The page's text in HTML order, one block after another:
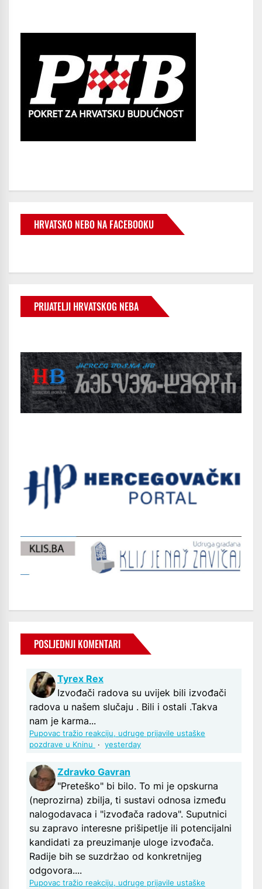
HRVATSKO NEBO NA FACEBOOKU
PRIJATELJI HRVATSKOG NEBA
POSLJEDNJI KOMENTARI
Tyrex Rex
Izvođači radova su uvijek bili izvođači
radova u našem slučaju . Bili i ostali .Takva
nam je karma...
Pupovac tražio reakciju, udruge prijavile ustaške
pozdrave u Kninu
· yesterday
Zdravko Gavran
"Preteško" bi bilo. To mi je opskurna
(neprozirna) zbilja, ti sustavi odnosa između
nalogodavaca i "izvođača radova". Suputnici
su zapravo interesne prišipetlje ili potencijalni
kandidati za preuzimanje uloge izvođača.
Radije bih se suzdržao od konkretnijeg
odgovora....
Pupovac tražio reakciju, udruge prijavile ustaške